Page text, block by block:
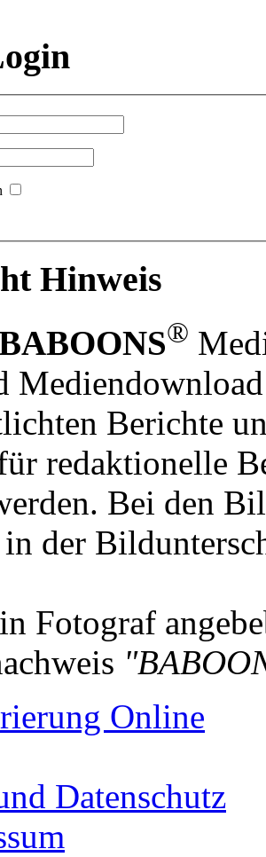
Hinweis
®
Berichte
redaktionelle
Bei den
der
Fotograf
Online
Datenschutz